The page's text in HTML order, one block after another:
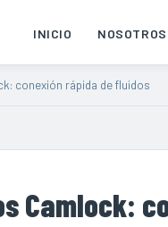
INICIO NOSOTROS
conexión rápida de fluidos
Camlock: